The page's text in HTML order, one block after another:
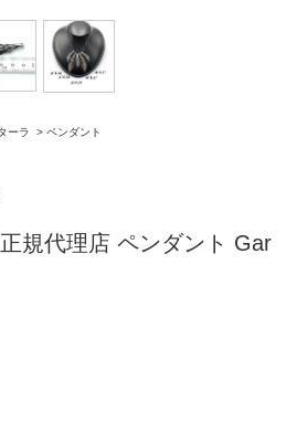
ーラ > ペンダント
規代理店 ペンダント Gar